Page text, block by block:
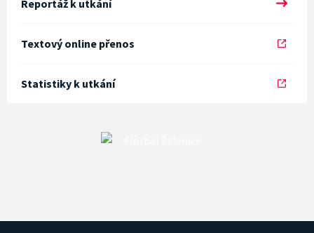
Reportáž k utkání
Textový online přenos
Statistiky k utkání